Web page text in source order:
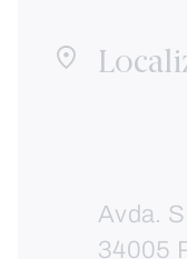
Avda.
34005